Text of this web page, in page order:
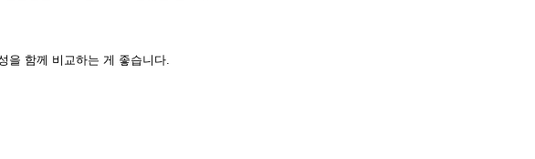
을 함께 비교하는 게 좋습니다.